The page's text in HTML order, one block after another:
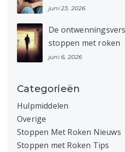
juni 23, 2026
De
stoppen met roken
juni 6, 2026
Categorieën
Hulpmiddelen
Overige
Stoppen Met Roken Nieuws
Stoppen met Roken Tips